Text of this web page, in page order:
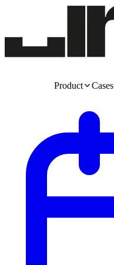
Product Cases